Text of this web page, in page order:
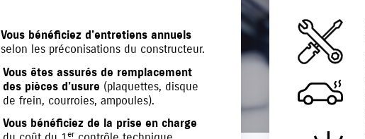
Vous bénéficiez d’entretiens annuels
selon les préconisations du constructeur.
Vous êtes assurés de remplacement
des pièces d’usure (plaquettes, disque
de frein, courroies, ampoules).
Vous bénéficiez de la prise en charge
er